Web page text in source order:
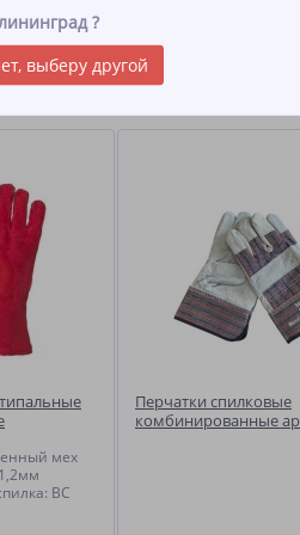
?
выберу другой
имеют широкий раструб, что
Швы на крагах выполняются
мех
ВС
Перчатки спилковые
комбинированные